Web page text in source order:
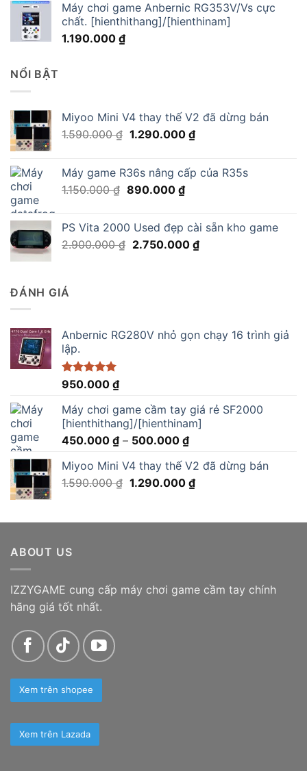
Máy chơi game Anbernic RG353V/Vs cực
chất. [hienthithang]/[hienthinam]
1.190.000 ₫
NỔI BẬT
Miyoo Mini V4 thay thế V2 đã dừng bán
1.590.000₫ Giá
1.590.000 ₫.
1.290.000 ₫Giá
là:
Máy game R36s nâng cấp của R35s
1.150.000₫ Giá
1.150.000 ₫.
890.000 ₫Giá
là:
890.000 ₫.
PS Vita 2000 Used đẹp cài sẵn kho game
2.900.000₫ Giá
2.750.000 ₫Giá
ĐÁNH GIÁ
Anbernic RG280V nhỏ gọn chạy 16 trình giả
lập.
Được xếp
5 sao
950.000 ₫
Máy chơi game cầm tay giá rẻ SF2000
[hienthithang]/[hienthinam]
450.000 ₫ – 500.000 ₫Khoảng
từ
450.000 ₫
Miyoo Mini V4 thay thế V2 đã dừng bán
1.590.000₫ Giá
1.590.000 ₫.
1.290.000 ₫Giá
là:
ABOUT US
IZZYGAME cung cấp máy chơi game cầm tay chính
hãng giá tốt nhất.
Xem trên shopee
Xem trên Lazada